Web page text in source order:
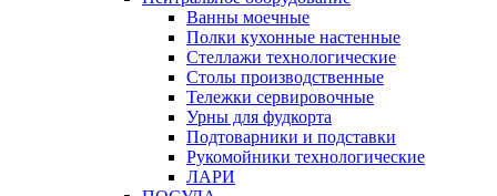
Ванны моечные
Полки кухонные настенные
Стеллажи технологические
Столы производственные
Тележки сервировочные
Урны для фудкорта
Подтоварники и подставки
Рукомойники технологические
ЛАРИ